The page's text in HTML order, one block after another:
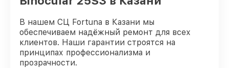
В нашем СЦ Fortuna в Казани мы
обеспечиваем надёжный ремонт для всех
клиентов. Наши гарантии строятся на
принципах профессионализма и
прозрачности.